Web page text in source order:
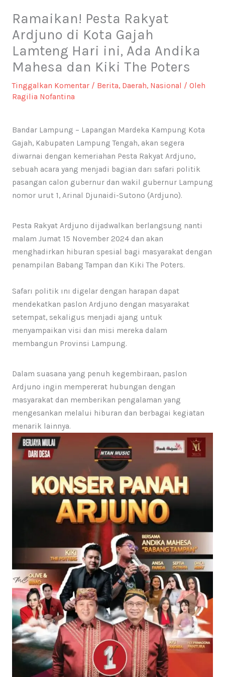
Ramaikan! Pesta Rakyat
Ardjuno di Kota Gajah
Lamteng Hari ini, Ada Andika
Mahesa dan Kiki The Poters
Tinggalkan Komentar / Berita, Daerah, Nasional / Oleh
Ragilia Nofantina
Bandar Lampung – Lapangan Mardeka Kampung Kota
Gajah, Kabupaten Lampung Tengah, akan segera
diwarnai dengan kemeriahan Pesta Rakyat Ardjuno,
sebuah acara yang menjadi bagian darı safari politik
pasangan calon gubernur dan wakil gubernur Lampung
nomor urut 1, Arinal Djunaidi-Sutono (Ardjuno).
Pesta Rakyat Ardjuno dijadwalkan berlangsung nanti
malam Jumat 15 November 2024 dan akan
menghadirkan hiburan spesial bagi masyarakat dengan
penampilan Babang Tampan dan Kiki The Poters.
Safarı politik ını digelar dengan harapan dapat
mendekatkan paslon Ardjuno dengan masyarakat
setempat, sekaligus menjadi ajang untuk
menyampaikan visi dan misi mereka dalam
membangun Provinsi Lampung.
Dalam suasana yang penuh kegembiraan, paslon
Ardjuno ingin mempererat hubungan dengan
masyarakat dan memberikan pengalaman yang
mengesankan melalui hiburan dan berbagai kegiatan
menarik lainnya.